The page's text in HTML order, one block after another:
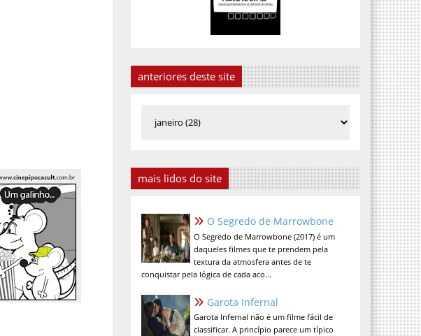
anteriores deste site
mais lidos do site
O Segredo de Marrowbone
O Segredo de Marrowbone (2017) é um
daqueles filmes que te prendem pela
textura da atmosfera antes de te
conquistar pela lógica de cada aco...
Garota Infernal
Garota Infernal não é um filme fácil de
classificar. A princípio parece um típico